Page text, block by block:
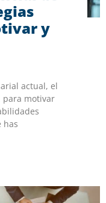
y
actual, el
para motivar
has